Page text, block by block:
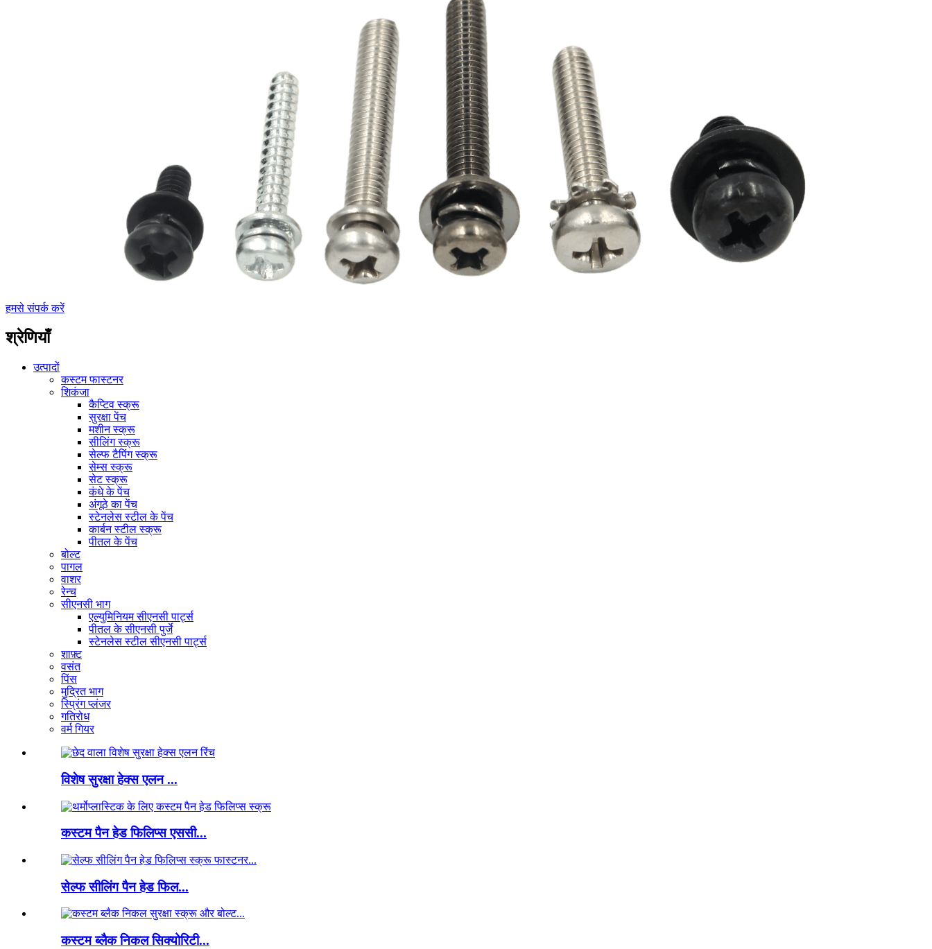
हमसे संपर्क करें
श्रेणियाँ
उत्पादों
कस्टम फास्टनर
शिकंजा
कैप्टिव स्क्रू
सुरक्षा पेंच
मशीन स्क्रू
सीलिंग स्क्रू
सेल्फ टैपिंग स्क्रू
सेम्स स्क्रू
सेट स्क्रू
कंधे के पेंच
अंगूठे का पेंच
स्टेनलेस स्टील के पेंच
कार्बन स्टील स्क्रू
पीतल के पेंच
बोल्ट
पागल
वाशर
रेन्च
सीएनसी भाग
एल्युमिनियम सीएनसी पार्ट्स
पीतल के सीएनसी पुर्जे
स्टेनलेस स्टील सीएनसी पार्ट्स
शाफ़्ट
वसंत
पिंस
मुद्रित भाग
स्प्रिंग प्लंजर
गतिरोध
वर्म गियर
विशेष सुरक्षा हेक्स एलन ...
कस्टम पैन हेड फिलिप्स एससी...
सेल्फ सीलिंग पैन हेड फिल...
कस्टम ब्लैक निकल सिक्योरिटी...